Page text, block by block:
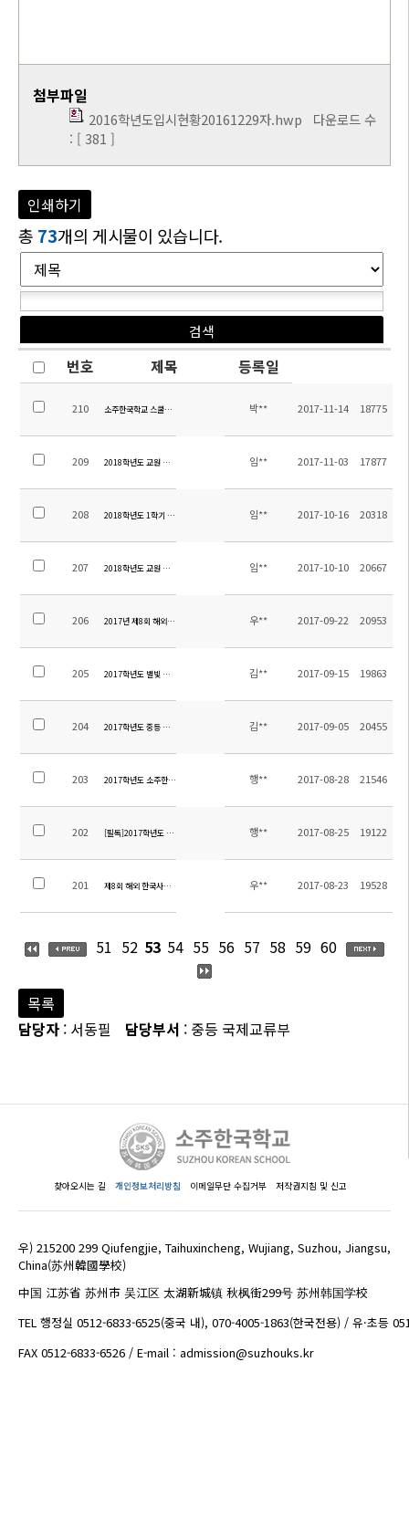
첨부파일
2016학년도입시현황20161229자.hwp 다운로드 수
: [ 381 ]
인쇄하기
총 73개의 게시물이 있습니다.
번호 제목 등록일
210 소주한국학교 스쿨버스 제작 입찰공고 박** 2017-11-14 18775
209 2018학년도 교원 추가 초빙 공고 임** 2017-11-03 17877
208 2018학년도 1학기 입학안내 임** 2017-10-16 20318
207 2018학년도 교원 초빙 공고 임** 2017-10-10 20667
206 2017년 제8회 해외 한국사능력검정 특별시험 합격자 발표
우** 2017-09-22 20953
205 2017학년도 별빛 야영 안내장 김** 2017-09-15 19863
204 2017학년도 중등 수학여행 만족도 조사 실시 결과 및 여행비 정산 내역
김** 2017-09-05 20455
203 2017학년도 소주한국학교 행정직원 초빙 공고행** 2017-08-28 21546
202 [필독]2017학년도 2학기 통학버스노선 확정안내
행** 2017-08-25 19122
201 제8회 해외 한국사능력검정 특별시험 안내(필독)우** 2017-08-23 19528
51 52 53 54 55 56 57 58 59 60
목록
담당자 : 서동필 담당부서 : 중등 국제교류부
찾아오시는 길 개인정보처리방침 이메일무단 수집거부 저작권지침 및 신고
우) 215200 299 Qiufengjie, Taihuxincheng, Wujiang, Suzhou, Jiangsu,
China(苏州韓國學校)
中国 江苏省 苏州市 吴江区 太湖新城镇 秋枫街299号 苏州韩国学校
TEL 행정실 0512-6833-6525(중국 내), 070-4005-1863(한국전용) / 유·초등
FAX 0512-6833-6526 / E-mail : admission@suzhouks.kr